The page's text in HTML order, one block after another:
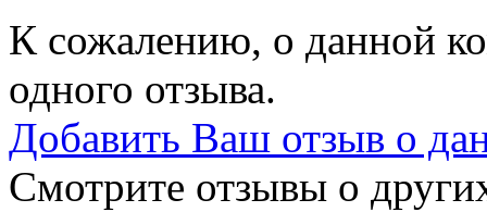
К сожалению, о данной
одного отзыва.
Добавить Ваш отзыв о
Смотрите отзывы о